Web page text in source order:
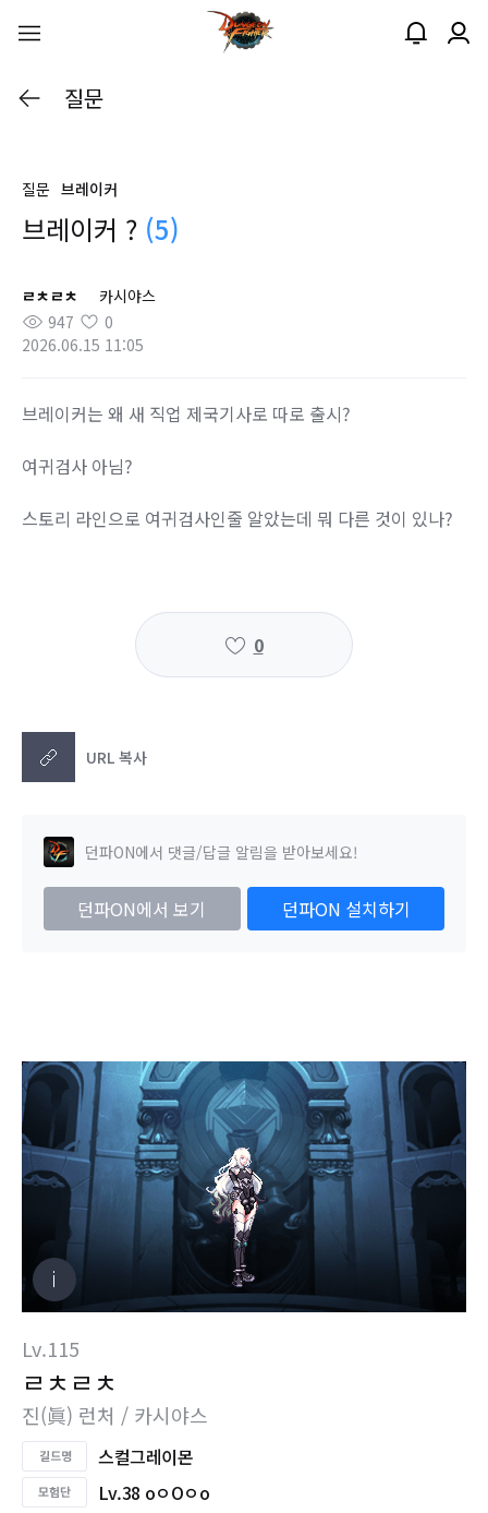
질문
질문 브레이커
브레이커 ? (5)
ㄹㅊㄹㅊ
카시야스
947
0
2026.06.15 11:05
브레이커는 왜 새 직업 제국기사로 따로 출시?
여귀검사 아님?
스토리 라인으로 여귀검사인줄 알았는데 뭐 다른 것이 있나?
0
URL 복사
던파ON에서 댓글/답글 알림을 받아보세요!
던파ON에서 보기 던파ON 설치하기
Lv.115
ㄹㅊㄹㅊ
진(眞) 런처 / 카시야스
스컬그레이몬
Lv.38 oㅇOㅇo